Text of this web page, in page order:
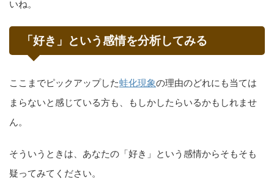
いね。
「好き」という感情を分析してみる
ここまでピックアップした蛙化現象の理由のどれにも当ては
まらないと感じている方も、もしかしたらいるかもしれませ
ん。
そういうときは、あなたの「好き」という感情からそもそも
疑ってみてください。